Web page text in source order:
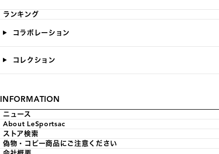
ランキング
コラボレーション
コレクション
INFORMATION
ニュース
About LeSportsac
ストア検索
偽物・コピー商品にご注意ください